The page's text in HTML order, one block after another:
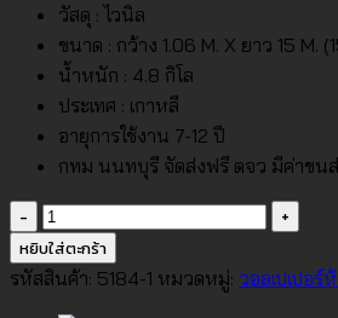
วัสดุ : ไวนิล
ขนาด : กว้าง 1.06 M. X ยาว 15 M.
น้ำหนัก : 4.8 กิโล
ประเทศ : เกาหลี
อายุการใช้งาน 7-12 ปี
กทม นนทบุรี จัดส่งฟรี ตจว มีค่าขน
จำนวน
วอลเปเปอร์
ห้อง
หยิบใส่ตะกร้า
รหัสสินค้า: 5184-1 หมวดหมู่: วอลเปเปอร์